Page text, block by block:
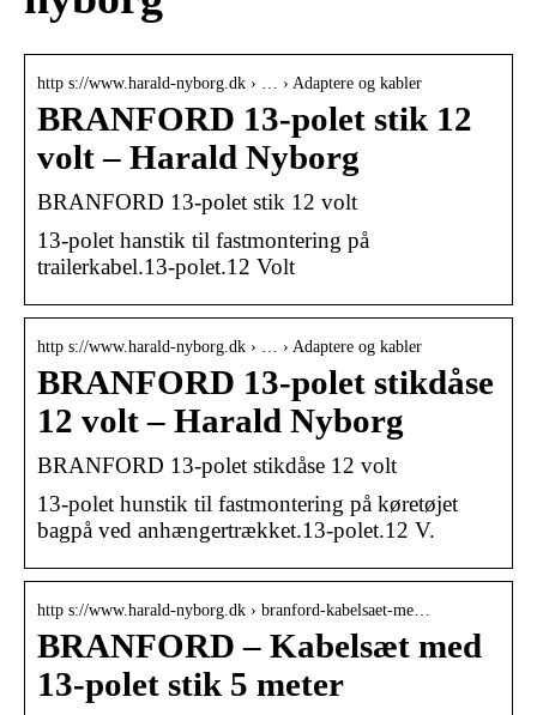
http s://www.harald-nyborg.dk › … › Adaptere og kabler
BRANFORD 13-polet stik 12
volt – Harald Nyborg
BRANFORD 13-polet stik 12 volt
13-polet hanstik til fastmontering på
trailerkabel.13-polet.12 Volt
http s://www.harald-nyborg.dk › … › Adaptere og kabler
BRANFORD 13-polet stikdåse
12 volt – Harald Nyborg
BRANFORD 13-polet stikdåse 12 volt
13-polet hunstik til fastmontering på køretøjet
bagpå ved anhængertrækket.13-polet.12 V.
http s://www.harald-nyborg.dk › branford-kabelsaet-me…
BRANFORD – Kabelsæt med
13-polet stik 5 meter